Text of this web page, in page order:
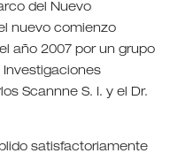
del Nuevo
nuevo comienzo
año 2007 por un grupo
Scannne S. I. y el Dr.
satisfactoriamente